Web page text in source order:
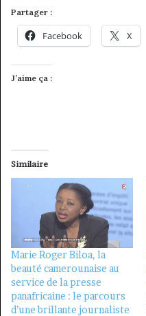
Partager :
Facebook X
J’aime ça :
Similaire
Marie Roger Biloa, la
beauté camerounaise au
service de la presse
panafricaine : le parcours
d’une brillante journaliste